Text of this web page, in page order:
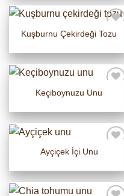
Kuşburnu Çekirdeği Tozu
Keçiboynuzu Unu
Ayçiçek İçi Unu